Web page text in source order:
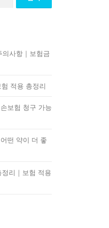
사항｜보험금
험 적용 총정리
보험 청구 가능
떤 약이 더 좋
정리｜보험 적용